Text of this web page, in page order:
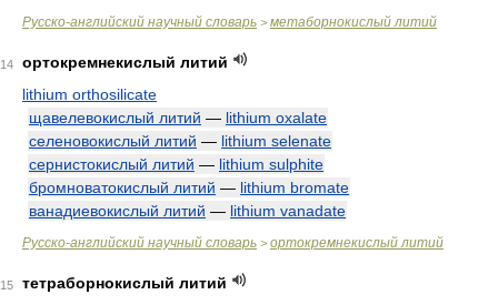
Русско-английский научный словарь > метаборнокислый литий
14
ортокремнекислый литий
lithium orthosilicate
щавелевокислый литий — lithium oxalate
селеновокислый литий — lithium selenate
сернистокислый литий — lithium sulphite
бромноватокислый литий — lithium bromate
ванадиевокислый литий — lithium vanadate
Русско-английский научный словарь > ортокремнекислый литий
15
тетраборнокислый литий